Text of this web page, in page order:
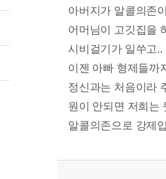
아버지가 알콜의존
어머님이 고깃집을
시비걸기가 일쑤고..
이젠 아빠 형제들까
정신과는 처음이라
원이 안되면 저희는
알콜의존으로 강제